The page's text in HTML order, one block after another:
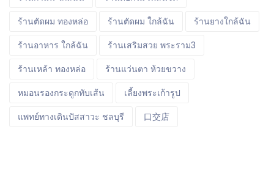
ร้านตัดผม ทองหล่อ
ร้านตัดผม ใกล้ฉัน
ร้านยางใกล้ฉัน
ร้านอาหาร ใกล้ฉัน
ร้านเสริมสวย พระราม3
ร้านเหล้า ทองหล่อ
ร้านแว่นตา ห้วยขวาง
หมอนรองกระดูกทับเส้น
เลี้ยงพระเก้ารูป
แพทย์ทางเดินปัสสาวะ ชลบุรี
口交店